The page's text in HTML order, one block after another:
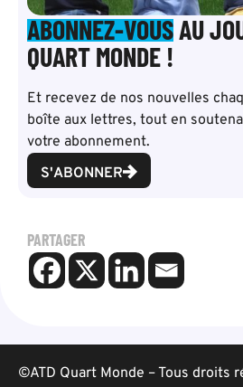
ABONNEZ-VOUSAU
QUART MONDE !
Et recevez de nos nouvelles
boîte aux lettres, tout en
votre abonnement.
S'ABONNER
PARTAGER
©ATD Quart Monde – Tous droits